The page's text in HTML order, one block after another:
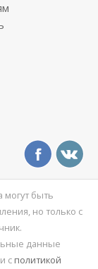
могут быть
но только с
данные
с политикой